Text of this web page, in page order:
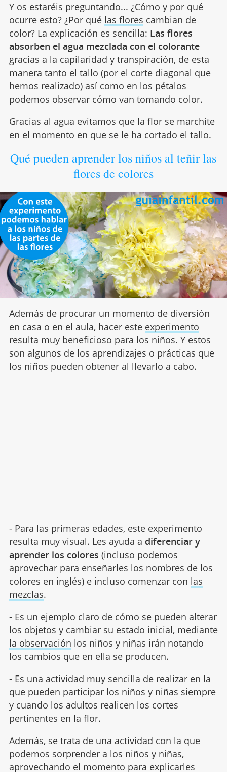
Y os estaréis preguntando... ¿Cómo y por qué
ocurre esto? ¿Por qué las flores cambian de
color? La explicación es sencilla: Las flores
absorben el agua mezclada con el colorante
gracias a la capilaridad y transpiración, de esta
manera tanto el tallo (por el corte diagonal que
hemos realizado) así como en los pétalos
podemos observar cómo van tomando color.
Gracias al agua evitamos que la flor se marchite
en el momento en que se le ha cortado el tallo.
Qué pueden aprender los niños al teñir las
flores de colores
Además de procurar un momento de diversión
en casa o en el aula, hacer este experimento
resulta muy beneficioso para los niños. Y estos
son algunos de los aprendizajes o prácticas que
los niños pueden obtener al llevarlo a cabo.
- Para las primeras edades, este experimento
resulta muy visual. Les ayuda a diferenciar y
aprender los colores (incluso podemos
aprovechar para enseñarles los nombres de los
colores en inglés) e incluso comenzar con las
mezclas.
- Es un ejemplo claro de cómo se pueden alterar
los objetos y cambiar su estado inicial, mediante
la observación los niños y niñas irán notando
los cambios que en ella se producen.
- Es una actividad muy sencilla de realizar en la
que pueden participar los niños y niñas siempre
y cuando los adultos realicen los cortes
pertinentes en la flor.
Además, se trata de una actividad con la que
podemos sorprender a los niños y niñas,
aprovechando el momento para explicarles